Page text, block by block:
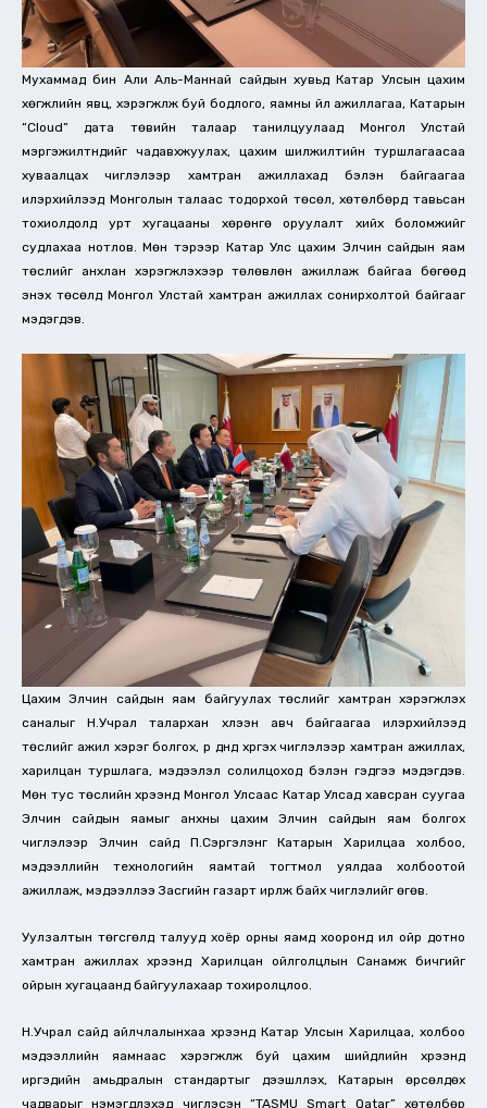
Мухаммад бин Али Аль-Маннай сайдын хувьд Катар Улсын цахим
хөгжлийн явц, хэрэгжүүлж буй бодлого, яамны үйл ажиллагаа, Катарын
“Cloud” дата төвийн талаар танилцуулаад Монгол Улстай
мэргэжилтнүүдийг чадавхжуулах, цахим шилжилтийн туршлагаасаа
хуваалцах чиглэлээр хамтран ажиллахад бэлэн байгаагаа
илэрхийлээд Монголын талаас тодорхой төсөл, хөтөлбөрүүд тавьсан
тохиолдолд урт хугацааны хөрөнгө оруулалт хийх боломжийг
судлахаа нотлов. Мөн тэрээр Катар Улс цахим Элчин сайдын яам
төслийг анхлан хэрэгжүүлэхээр төлөвлөн ажиллаж байгаа бөгөөд
энэхүү төсөлд Монгол Улстай хамтран ажиллах сонирхолтой байгааг
мэдэгдэв.
Цахим Элчин сайдын яам байгуулах төслийг хамтран хэрэгжүүлэх
саналыг Н.Учрал талархан хүлээн авч байгаагаа илэрхийлээд
төслийг ажил хэрэг болгох, үр дүнд хүргэх чиглэлээр хамтран ажиллах,
харилцан туршлага, мэдээлэл солилцоход бэлэн гэдгээ мэдэгдэв.
Мөн тус төслийн хүрээнд Монгол Улсаас Катар Улсад хавсран суугаа
Элчин сайдын яамыг анхны цахим Элчин сайдын яам болгох
чиглэлээр Элчин сайд П.Сэргэлэнг Катарын Харилцаа холбоо,
мэдээллийн технологийн яамтай тогтмол уялдаа холбоотой
ажиллаж, мэдээллээ Засгийн газарт ирүүлж байх чиглэлийг өгөв.
Уулзалтын төгсгөлд талууд хоёр орны яамд хооронд илүү ойр дотно
хамтран ажиллах хүрээнд Харилцан ойлголцлын Санамж бичгийг
ойрын хугацаанд байгуулахаар тохиролцлоо.
Н.Учрал сайд айлчлалынхаа хүрээнд Катар Улсын Харилцаа, холбоо
мэдээллийн яамнаас хэрэгжүүлж буй цахим шийдлийн хүрээнд
иргэдийн амьдралын стандартыг дээшлүүлэх, Катарын өрсөлдөх
чадварыг нэмэгдүүлэхэд чиглэсэн “TASMU Smart Qatar” хөтөлбөр